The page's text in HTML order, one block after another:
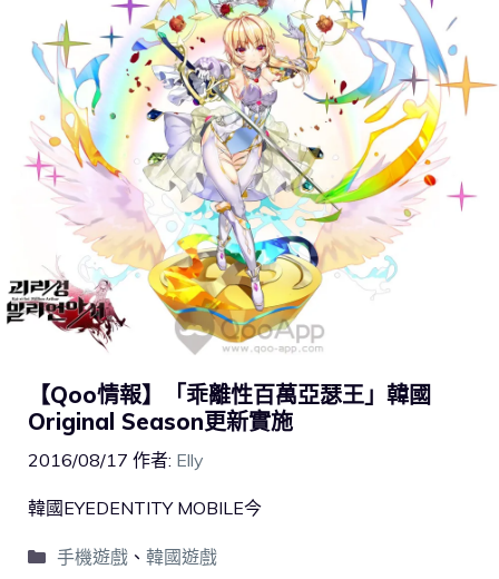
【Qoo情報】「乖離性百萬亞瑟王」韓國
Original Season更新實施
2016/08/17 作者: Elly
韓國EYEDENTITY MOBILE今
手機遊戲、 韓國遊戲